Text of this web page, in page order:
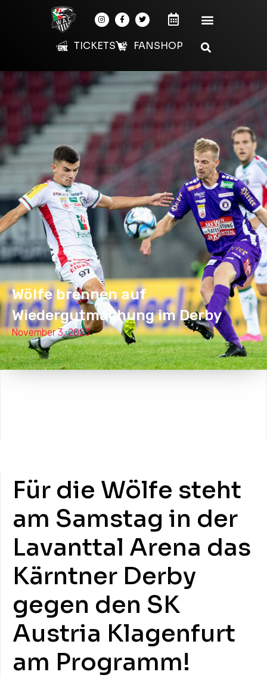
TICKETS FANSHOP
Wölfe brennen auf
Wiedergutmachung im Derby
November 3, 2023
Für die Wölfe steht
am Samstag in der
Lavanttal Arena das
Kärntner Derby
gegen den SK
Austria Klagenfurt
am Programm!